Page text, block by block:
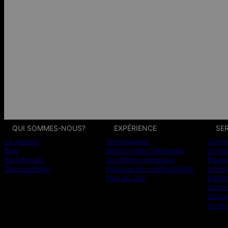
QUI SOMMES-NOUS?
La marque
Blog
Partenariats
D’accessibilité
EXPÉRIENCE
Témoignages
Suivre votre commande
Conditions générales
Politique de confidentialité
Plan du Site
Se